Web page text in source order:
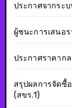
ประกาศจากระ
ผู้ชนะการเสนอ
ประกาศราคากล
สรุปผลการจัดซื้
(สขร.1)